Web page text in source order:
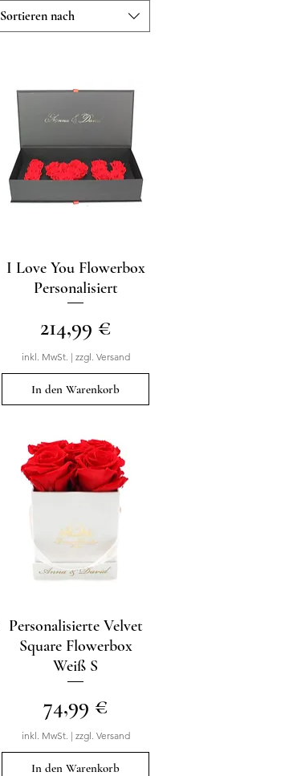
Sortieren nach
Schnellansicht
I Love You Flowerbox
Personalisiert
Preis
214,99 €
inkl. MwSt. | zzgl. Versand
In den Warenkorb
Schnellansicht
Personalisierte Velvet
Square Flowerbox
Weiß S
Preis
74,99 €
inkl. MwSt. | zzgl. Versand
In den Warenkorb